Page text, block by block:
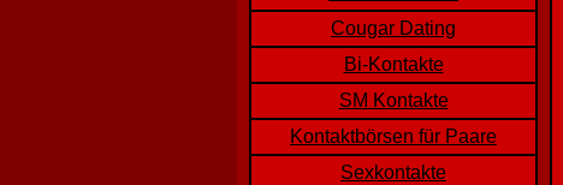
Cougar Dating
Bi-Kontakte
SM Kontakte
Kontaktbörsen für Paare
Sexkontakte